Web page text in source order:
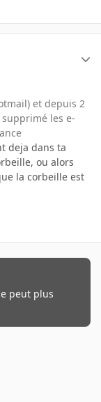
et depuis 2
les e-
deja dans ta
ou alors
la corbeille est
peut plus